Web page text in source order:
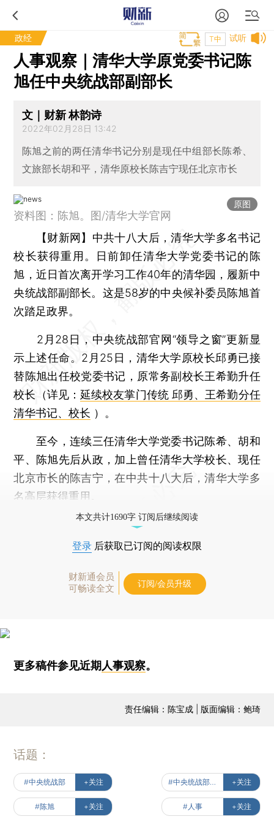
政经 试听
T中
人事观察｜清华大学原党委书记陈
旭任中央统战部副部长
文｜财新 林韵诗
2022年02月28日 13:42
陈旭之前的两任清华书记分别是现任中组部长陈希、
文旅部长胡和平，清华原校长陈吉宁现任北京市长
原图
资料图：陈旭。图/清华大学官网
【财新网】 中共十八大后，清华大学多名书记
校长获得重用。日前卸任清华大学党委书记的陈
旭，近日首次离开学习工作40年的清华园，履新中
央统战部副部长。这是58岁的中央候补委员陈旭首
次踏足政界。
2月28日，中央统战部官网“领导之窗”更新显
示上述任命。2月25日，清华大学原校长邱勇已接
替陈旭出任校党委书记，原常务副校长王希勤升任
校长（详见： 延续校友掌门传统 邱勇、王希勤分任
清华书记、校长 ）。
至今，连续三任清华大学党委书记陈希、胡和
平、陈旭先后从政，加上曾任清华大学校长、现任
北京市长的陈吉宁，在中共十八大后，清华大学多
名高层获得重用。
本文共计1690字 订阅后继续阅读
登录 后获取已订阅的阅读权限
财新通会员
可畅读全文
订阅/会员升级
更多稿件参见近期 人事观察。
责任编辑：陈宝成 | 版面编辑：鲍琦
话题：
#中央统战部 +关注 #中央统战部副部长 +关注
#陈旭 +关注 #人事 +关注